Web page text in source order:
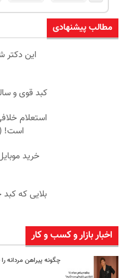
مطالب پیشنهادی
این دکتر
کبد قوی و
استعلام
است!
بلایی که
اخبار بازار و کسب و کار
چگونه پیراهن مردانه